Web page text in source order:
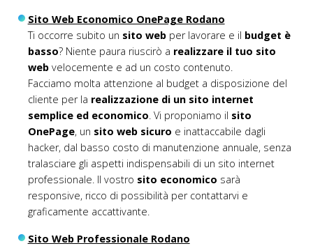
Sito Web Economico OnePage Rodano
Ti occorre subito un sito webper lavorare e il budget è
basso? Niente paura riuscirò a realizzare il tuo sito
webvelocemente e ad un costo contenuto.
Facciamo molta attenzione al budget a disposizione del
cliente per la realizzazione di un sito internet
semplice ed economico. Vi proponiamo il sito
OnePage, un sito web sicuro e inattaccabile dagli
hacker, dal basso costo di manutenzione annuale, senza
tralasciare gli aspetti indispensabili di un sito internet
professionale. Il vostro sito economico sarà
responsive, ricco di possibilità per contattarvi e
graficamente accattivante.
Sito Web Professionale Rodano